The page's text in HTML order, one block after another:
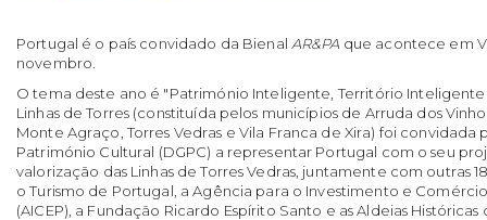
Portugal é o país convidado da Bienal AR&PA que acontece em
novembro.
O tema deste ano é "Património Inteligente, Território
Linhas de Torres (constituída pelos municípios de Arruda dos
Monte Agraço, Torres Vedras e Vila Franca de Xira) foi
Património Cultural (DGPC) a representar Portugal com o seu
valorização das Linhas de Torres Vedras, juntamente com outras
o Turismo de Portugal, a Agência para o Investimento e
(AICEP), a Fundação Ricardo Espírito Santo e as Aldeias